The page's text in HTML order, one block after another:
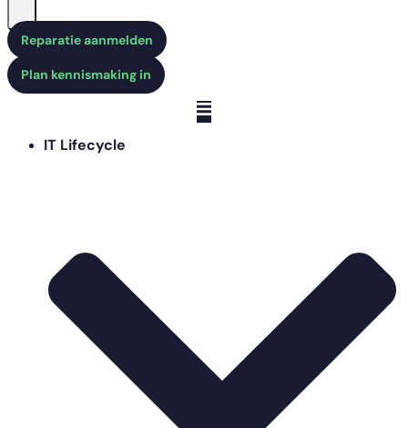
Reparatie aanmelden
Plan kennismaking in
IT Lifecycle